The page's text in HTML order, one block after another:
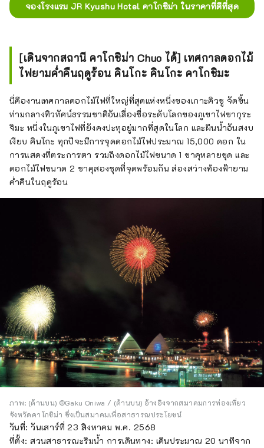
จองโรงแรม JR Kyushu Hotel คาโกชิม่า ในราคาที่ดีที่สุด
[เดินจากสถานี คาโกชิม่า Chuo ได้] เทศกาลดอกไม้
ไฟยามค่ำคืนฤดูร้อน คินโกะ คินโกะ คาโกชิมะ
นี่คืองานเทศกาลดอกไม้ไฟที่ใหญ่ที่สุดแห่งหนึ่งของเกาะคิวชู จัดขึ้น
ท่ามกลางทิวทัศน์ธรรมชาติอันเลื่องชื่อระดับโลกของภูเขาไฟซากุระ
จิมะ หนึ่งในภูเขาไฟที่ยังคงปะทุอยู่มากที่สุดในโลก และผืนน้ำอันสงบ
เงียบ คินโกะ ทุกปีจะมีการจุดดอกไม้ไฟประมาณ 15,000 ดอก ใน
การแสดงที่ตระการตา รวมถึงดอกไม้ไฟขนาด 1 ชาคุหลายชุด และ
ดอกไม้ไฟขนาด 2 ชาคุสองชุดที่จุดพร้อมกัน ส่องสว่างท้องฟ้ายาม
ค่ำคืนในฤดูร้อน
ภาพ: (ด้านบน) ©Gaku Oniwa / (ด้านบน) อ้างอิงจากสมาคมการท่องเที่ยว
จังหวัดคาโกชิม่า ซึ่งเป็นสมาคมเพื่อสาธารณประโยชน์
วันที่: วันเสาร์ที่ 23 สิงหาคม พ.ศ. 2568
ที่ตั้ง: สวนสาธารณะริมน้ำ การเดินทาง: เดินประมาณ 20 นาทีจาก